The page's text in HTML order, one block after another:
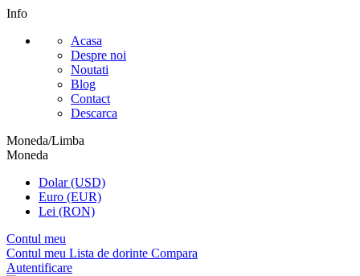
Info
Acasa
Despre noi
Noutati
Blog
Contact
Descarca
Moneda/Limba
Moneda
Dolar (USD)
Euro (EUR)
Lei (RON)
Contul meu
Contul meu Lista de dorinte Compara
Autentificare